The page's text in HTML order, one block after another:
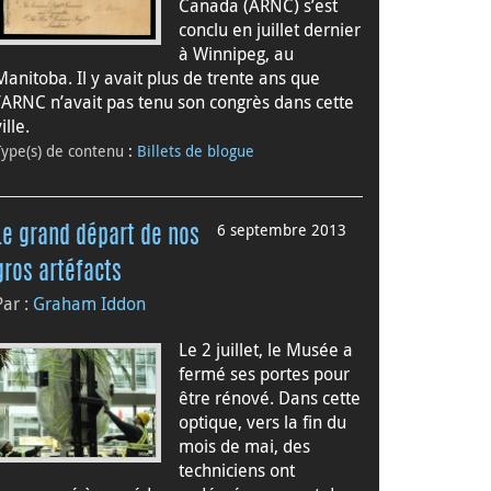
Canada (ARNC) s’est
conclu en juillet dernier
à Winnipeg, au
Il y avait plus de trente ans que
n’avait pas tenu son congrès dans cette
de contenu : Billets de blogue
6 septembre 2013
grand départ de nos
artéfacts
: Graham Iddon
Le 2 juillet, le Musée a
fermé ses portes pour
être rénové. Dans cette
optique, vers la fin du
mois de mai, des
techniciens ont